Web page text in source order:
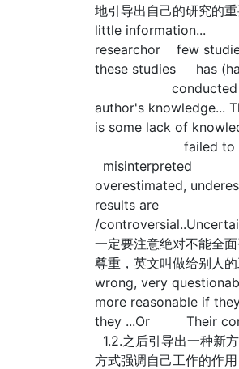
地引导出自己的研究的
little information...
researchor few
these studies has
conducted /
author's knowledge...
is some lack of
failed
overestimated,
results are
/
一定要注意绝对不能全
尊重，英文叫做给别人
wrong, very
more reasonable if
they ...Or Their
1.2.之后引导出一种新
方式强调自己工